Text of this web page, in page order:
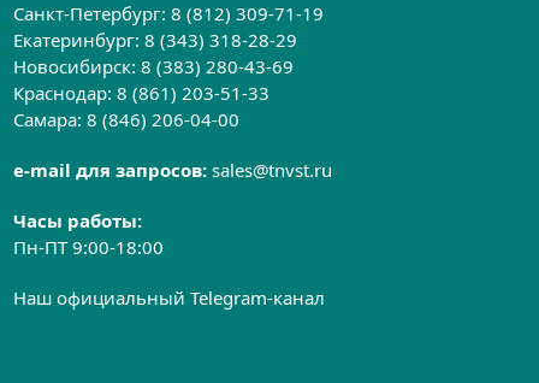
Санкт-Петербург:8 (812) 309-71-19
Екатеринбург:8 (343) 318-28-29
Новосибирск:8 (383) 280-43-69
Краснодар:8 (861) 203-51-33
Самара:8 (846) 206-04-00
e-mail для запросов:sales@tnvst.ru
Часы работы:
Пн-ПТ 9:00-18:00
Наш официальный Telegram-канал